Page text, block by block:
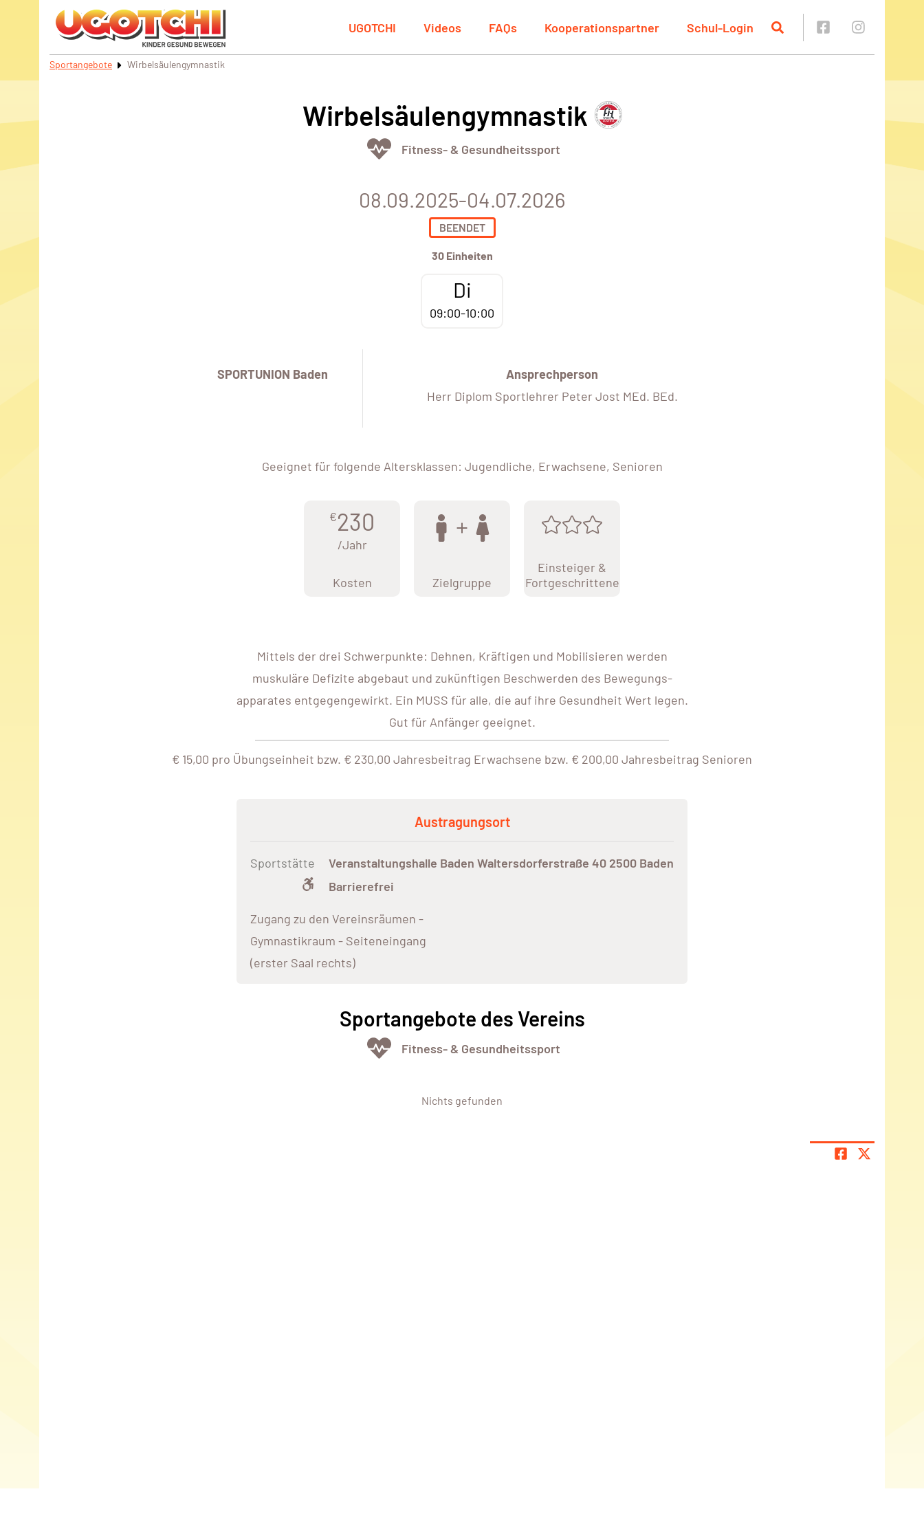
UGOTCHI Videos FAQs Kooperationspartner Schul-Login
Sportangebote Wirbelsäulengymnastik
Wirbelsäulengymnastik
Fitness- & Gesundheitssport
08.09.2025-04.07.2026
BEENDET
30 Einheiten
Di
09:00-10:00
SPORTUNION Baden
Ansprechperson
Herr Diplom Sportlehrer Peter Jost MEd. BEd.
Geeignet für folgende Altersklassen: Jugendliche, Erwachsene, Senioren
€230
/Jahr
Kosten Zielgruppe
Einsteiger &
Fortgeschrittene
Mittels der drei Schwerpunkte: Dehnen, Kräftigen und Mobilisieren werden
muskuläre Defizite abgebaut und zukünftigen Beschwerden des Bewegungs-
apparates entgegengewirkt. Ein MUSS für alle, die auf ihre Gesundheit Wert legen.
Gut für Anfänger geeignet.
€ 15,00 pro Übungseinheit bzw. € 230,00 Jahresbeitrag Erwachsene bzw. € 200,00 Jahresbeitrag Senioren
Austragungsort
Sportstätte
Veranstaltungshalle Baden Waltersdorferstraße 40 2500 Baden
Barrierefrei
Zugang zu den Vereinsräumen -
Gymnastikraum - Seiteneingang
(erster Saal rechts)
Sportangebote des Vereins
Fitness- & Gesundheitssport
Nichts gefunden